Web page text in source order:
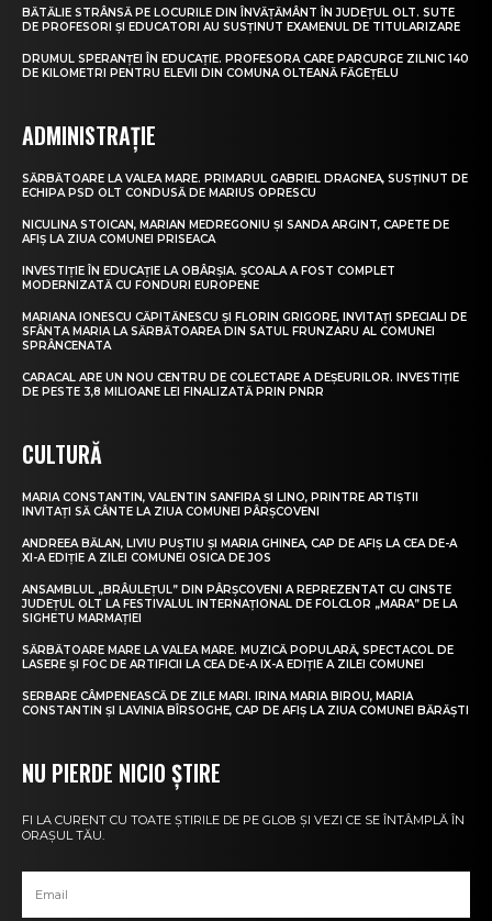
BĂTĂLIE STRÂNSĂ PE LOCURILE DIN ÎNVĂȚĂMÂNT ÎN JUDEȚUL OLT. SUTE
DE PROFESORI ȘI EDUCATORI AU SUSȚINUT EXAMENUL DE TITULARIZARE
DRUMUL SPERANȚEI ÎN EDUCAȚIE. PROFESORA CARE PARCURGE ZILNIC 140
DE KILOMETRI PENTRU ELEVII DIN COMUNA OLTEANĂ FĂGEȚELU
ADMINISTRAȚIE
SĂRBĂTOARE LA VALEA MARE. PRIMARUL GABRIEL DRAGNEA, SUSȚINUT DE
ECHIPA PSD OLT CONDUSĂ DE MARIUS OPRESCU
NICULINA STOICAN, MARIAN MEDREGONIU ȘI SANDA ARGINT, CAPETE DE
AFIȘ LA ZIUA COMUNEI PRISEACA
INVESTIȚIE ÎN EDUCAȚIE LA OBÂRȘIA. ȘCOALA A FOST COMPLET
MODERNIZATĂ CU FONDURI EUROPENE
MARIANA IONESCU CĂPITĂNESCU ȘI FLORIN GRIGORE, INVITAȚI SPECIALI DE
SFÂNTA MARIA LA SĂRBĂTOAREA DIN SATUL FRUNZARU AL COMUNEI
SPRÂNCENATA
CARACAL ARE UN NOU CENTRU DE COLECTARE A DEȘEURILOR. INVESTIȚIE
DE PESTE 3,8 MILIOANE LEI FINALIZATĂ PRIN PNRR
CULTURĂ
MARIA CONSTANTIN, VALENTIN SANFIRA ȘI LINO, PRINTRE ARTIȘTII
INVITAȚI SĂ CÂNTE LA ZIUA COMUNEI PÂRȘCOVENI
ANDREEA BĂLAN, LIVIU PUȘTIU ȘI MARIA GHINEA, CAP DE AFIȘ LA CEA DE-A
XI-A EDIȚIE A ZILEI COMUNEI OSICA DE JOS
ANSAMBLUL „BRÂULEȚUL” DIN PÂRȘCOVENI A REPREZENTAT CU CINSTE
JUDEȚUL OLT LA FESTIVALUL INTERNAȚIONAL DE FOLCLOR „MARA” DE LA
SIGHETU MARMAȚIEI
SĂRBĂTOARE MARE LA VALEA MARE. MUZICĂ POPULARĂ, SPECTACOL DE
LASERE ȘI FOC DE ARTIFICII LA CEA DE-A IX-A EDIȚIE A ZILEI COMUNEI
SERBARE CÂMPENEASCĂ DE ZILE MARI. IRINA MARIA BIROU, MARIA
CONSTANTIN ȘI LAVINIA BÎRSOGHE, CAP DE AFIȘ LA ZIUA COMUNEI BĂRĂȘTI
NU PIERDE NICIO ȘTIRE
FI LA CURENT CU TOATE ȘTIRILE DE PE GLOB ȘI VEZI CE SE ÎNTÂMPLĂ ÎN
ORAȘUL TĂU.